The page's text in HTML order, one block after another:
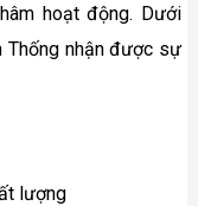
hoạt động. Dưới
Thống nhận được sự
lượng